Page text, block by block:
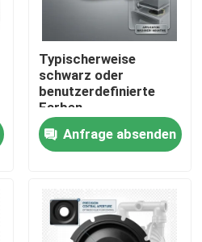
Typischerweise
schwarz oder
benutzerdefinierte
Farben
Membranbarriere
Temperatur
entsprechend dem
geeignet für raue
Umgebungen
Anfrage absenden